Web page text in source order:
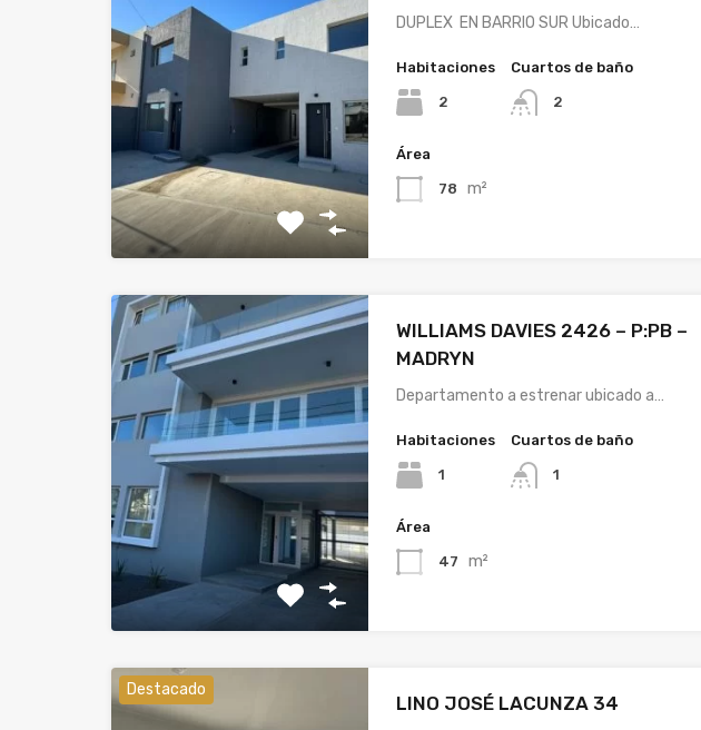
DUPLEX EN BARRIO SUR Ubicado…
Habitaciones
2
Cuartos de baño
2
Área
78 m²
WILLIAMS DAVIES 2426 – P:PB –
MADRYN
Departamento a estrenar ubicado a…
Habitaciones
1
Cuartos de baño
1
Área
47 m²
Destacado
LINO JOSÉ LACUNZA 34